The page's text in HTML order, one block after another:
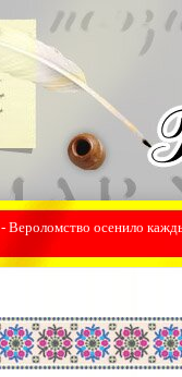
- Вероломство осенило